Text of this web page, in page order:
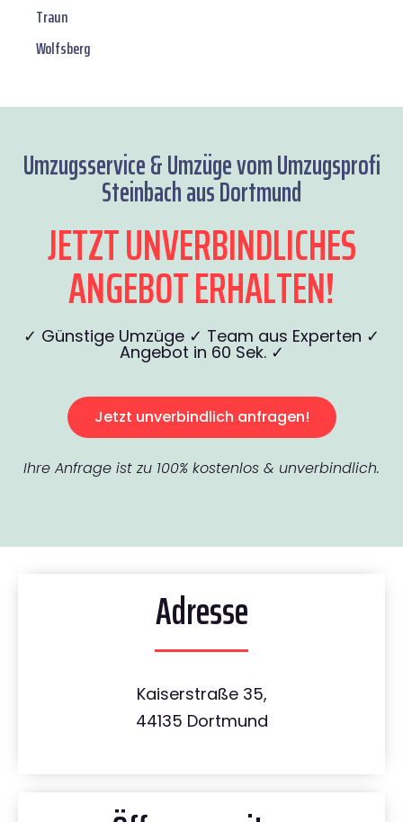
Traun
Wolfsberg
Umzugsservice & Umzüge vom Umzugsprofi
Steinbach aus Dortmund
JETZT UNVERBINDLICHES
ANGEBOT ERHALTEN!
✓ Günstige Umzüge ✓ Team aus Experten ✓
Angebot in 60 Sek. ✓
Jetzt unverbindlich anfragen!
Ihre Anfrage ist zu 100% kostenlos & unverbindlich.
Adresse
Kaiserstraße 35,
44135 Dortmund